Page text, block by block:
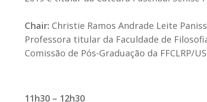
Chair: Christie Ramos Andrade Leite
Professora titular da Faculdade de
Comissão de Pós-Graduação da FFCLRP/
11h30 – 12h30